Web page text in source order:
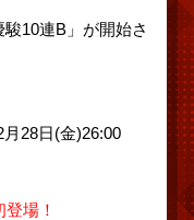
10連B」が開始さ
28日(金)26:00
登場！